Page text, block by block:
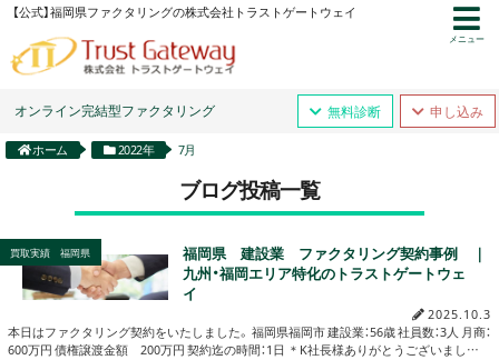
【公式】福岡県ファクタリングの株式会社トラストゲートウェイ
オンライン完結型ファクタリング 無料診断 申し込み
メニュー
ホーム 2022年 7月
ブログ投稿一覧
買取実績 福岡県
福岡県 建設業 ファクタリング契約事例 ｜
九州・福岡エリア特化のトラストゲートウェ
イ
2025.10.3
本日はファクタリング契約をいたしました。 福岡県福岡市 建設業：56歳 社員数：3人 月商：
600万円 債権譲渡金額 200万円 契約迄の時間：1日 ＊K社長様ありがとうございまし…